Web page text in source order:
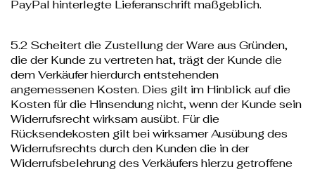
PayPal hinterlegte Lieferanschrift maßgeblich.
5.2 Scheitert die Zustellung der Ware aus Gründen,
die der Kunde zu vertreten hat, trägt der Kunde die
dem Verkäufer hierdurch entstehenden
angemessenen Kosten. Dies gilt im Hinblick auf die
Kosten für die Hinsendung nicht, wenn der Kunde sein
Widerrufsrecht wirksam ausübt. Für die
Rücksendekosten gilt bei wirksamer Ausübung des
Widerrufsrechts durch den Kunden die in der
Widerrufsbelehrung des Verkäufers hierzu getroffene